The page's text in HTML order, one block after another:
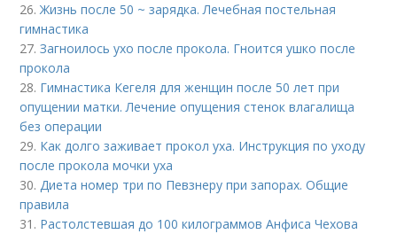
26.Жизнь после 50 ~ зарядка. Лечебная постельная
гимнастика
27.Загноилось ухо после прокола. Гноится ушко после
прокола
28. Гимнастика Кегеля для женщин после 50 лет при
опущении матки. Лечение опущения стенок влагалища
без операции
29. Как долго заживает прокол уха. Инструкция по уходу
после прокола мочки уха
30.Диета номер три по Певзнеру при запорах. Общие
правила
31. Растолстевшая до 100 килограммов Анфиса Чехова